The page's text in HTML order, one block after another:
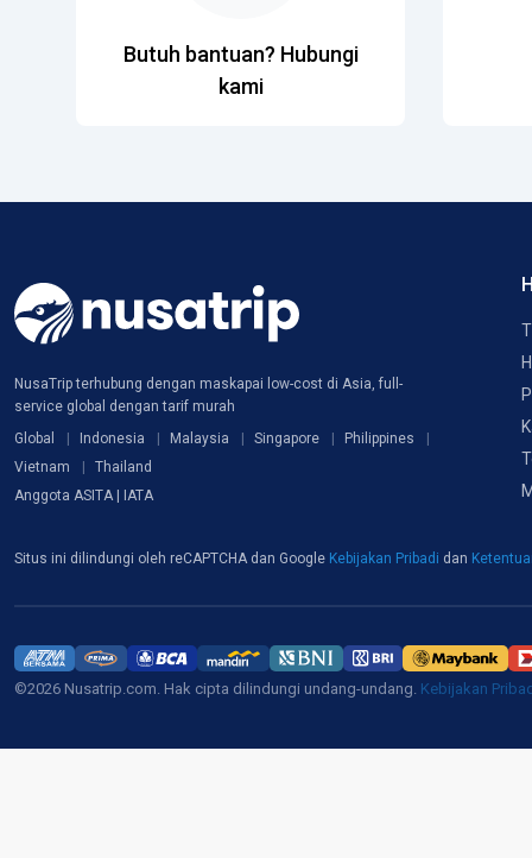
Butuh bantuan? Hubungi
kami
NusaTrip terhubung dengan maskapai low-cost di Asia, full-
service global dengan tarif murah
Global
Indonesia Malaysia Singapore
Philippines
Vietnam
Thailand
Anggota ASITA | IATA
Situs ini dilindungi oleh reCAPTCHA dan Google Kebijakan Pribadi dan
©2026 Nusatrip.com. Hak cipta dilindungi undang-undang. Kebijakan